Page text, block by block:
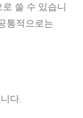
쓸 수 있습니
통적으로는
다.